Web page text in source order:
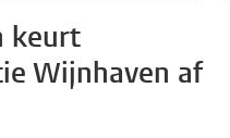
keurt
Wijnhaven af